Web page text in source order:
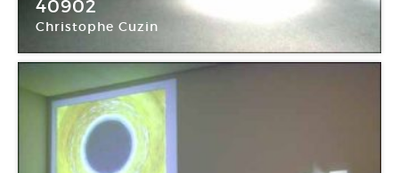
40902
Christophe Cuzin